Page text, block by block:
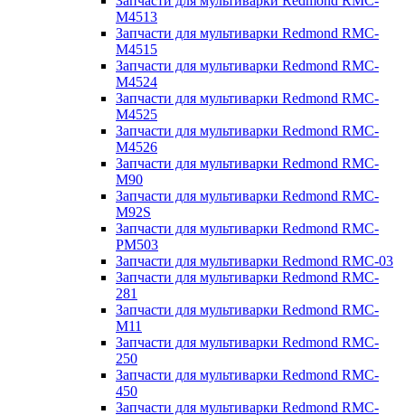
M4513
Запчасти для мультиварки Redmond RMC-
M4515
Запчасти для мультиварки Redmond RMC-
M4524
Запчасти для мультиварки Redmond RMC-
M4525
Запчасти для мультиварки Redmond RMC-
M4526
Запчасти для мультиварки Redmond RMC-
M90
Запчасти для мультиварки Redmond RMC-
M92S
Запчасти для мультиварки Redmond RMC-
PM503
Запчасти для мультиварки Redmond RMC-03
Запчасти для мультиварки Redmond RMC-
281
Запчасти для мультиварки Redmond RMC-
M11
Запчасти для мультиварки Redmond RMC-
250
Запчасти для мультиварки Redmond RMC-
450
Запчасти для мультиварки Redmond RMC-